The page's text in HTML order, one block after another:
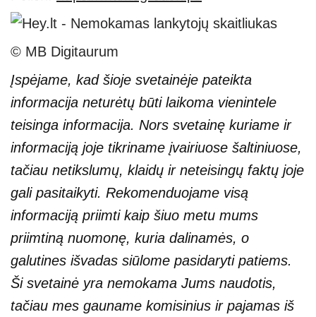
© MB Digitaurum
Įspėjame, kad šioje svetainėje pateikta
informacija neturėtų būti laikoma vienintele
teisinga informacija. Nors svetainę kuriame ir
informaciją joje tikriname įvairiuose šaltiniuose,
tačiau netikslumų, klaidų ir neteisingų faktų joje
gali pasitaikyti. Rekomenduojame visą
informaciją priimti kaip šiuo metu mums
priimtiną nuomonę, kuria dalinamės, o
galutines išvadas siūlome pasidaryti patiems.
Ši svetainė yra nemokama Jums naudotis,
tačiau mes gauname komisinius ir pajamas iš